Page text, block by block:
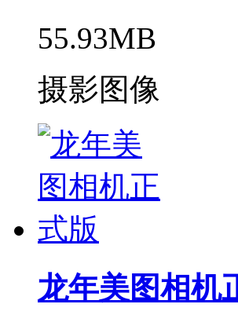
55.93MB
摄影图像
龙年美图相机